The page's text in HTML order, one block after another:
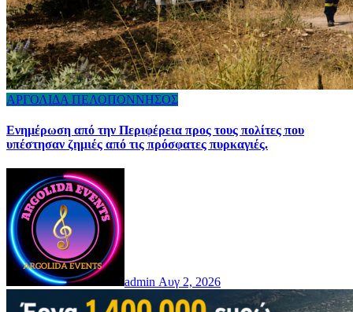
ΑΡΓΟΛΙΔΑ ΠΕΛΟΠΟΝΝΗΣΟΣ
Ενημέρωση από την Περιφέρεια προς τους πολίτες που
υπέστησαν ζημιές από τις πρόσφατες πυρκαγιές.
admin Αυγ 2, 2026